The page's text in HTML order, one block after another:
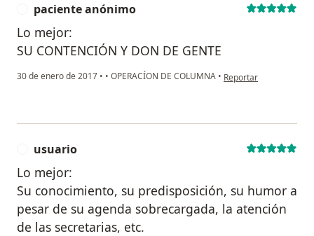
paciente anónimo
Lo mejor:
SU CONTENCIÓN Y DON DE GENTE
30 de enero de 2017 • • OPERACÍON DE COLUMNA • en opinión del usuario
Reportar
usuario
Lo mejor:
Su conocimiento, su predisposición, su humor a
pesar de su agenda sobrecargada, la atención
de las secretarias, etc.